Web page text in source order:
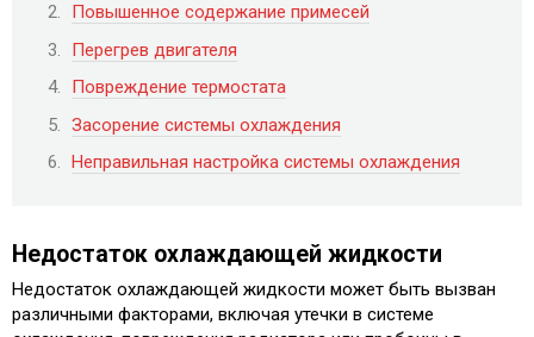
Повышенное содержание примесей
Перегрев двигателя
Повреждение термостата
Засорение системы охлаждения
Неправильная настройка системы охлаждения
Недостаток охлаждающей жидкости
Недостаток охлаждающей жидкости может быть вызван
различными факторами, включая утечки в системе